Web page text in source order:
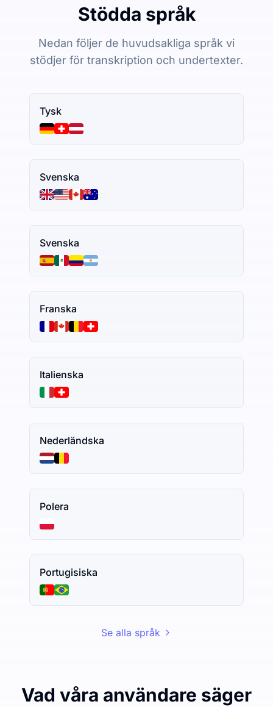
Stödda språk
Nedan följer de huvudsakliga språk vi
stödjer för transkription och undertexter.
Tysk
Svenska
Svenska
Franska
Italienska
Nederländska
Polera
Portugisiska
Se alla språk
Vad våra användare säger